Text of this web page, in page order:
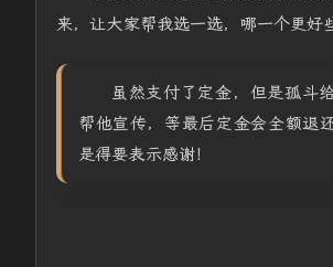
来，让大家帮我选一选，哪一个更好
虽然支付了定金，但是孤斗
帮他宣传，等最后定金会全额退
是得要表示感谢！